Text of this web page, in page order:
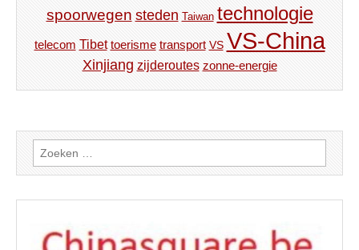
spoorwegen steden Taiwan technologie
telecom Tibet toerisme transport VS VS-China
Xinjiang zijderoutes zonne-energie
Zoeken
naar: